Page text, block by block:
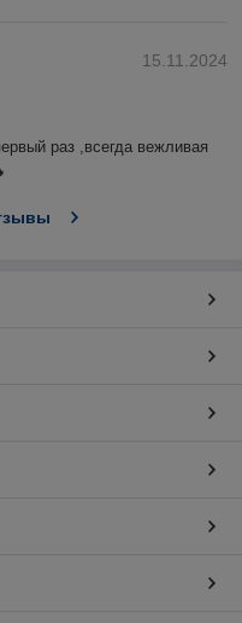
15.11.2024
раз ,всегда вежливая